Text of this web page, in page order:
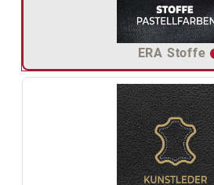
ERA Stoffe